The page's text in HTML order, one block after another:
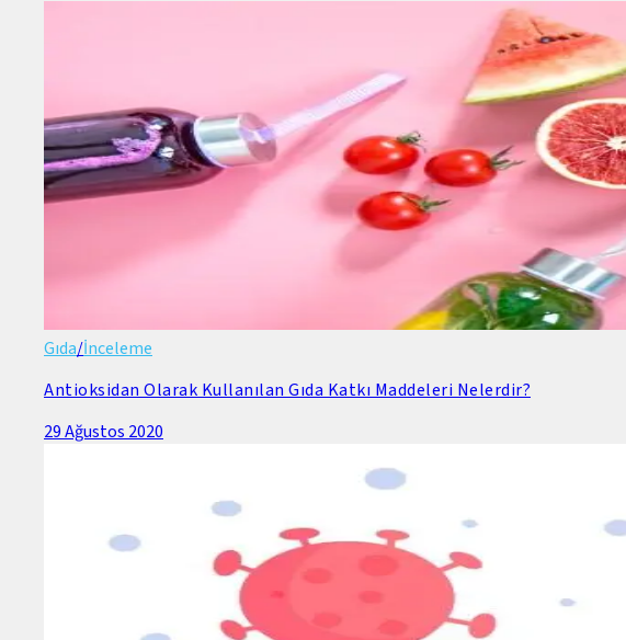
Gıda/İnceleme
Antioksidan Olarak Kullanılan Gıda Katkı Maddeleri Nelerdir?
29 Ağustos 2020